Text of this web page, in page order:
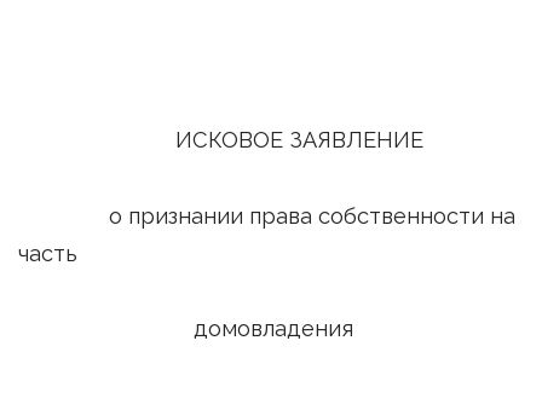
ИСКОВОЕ ЗАЯВЛЕНИЕ
о признании права собственности на
часть
домовладения